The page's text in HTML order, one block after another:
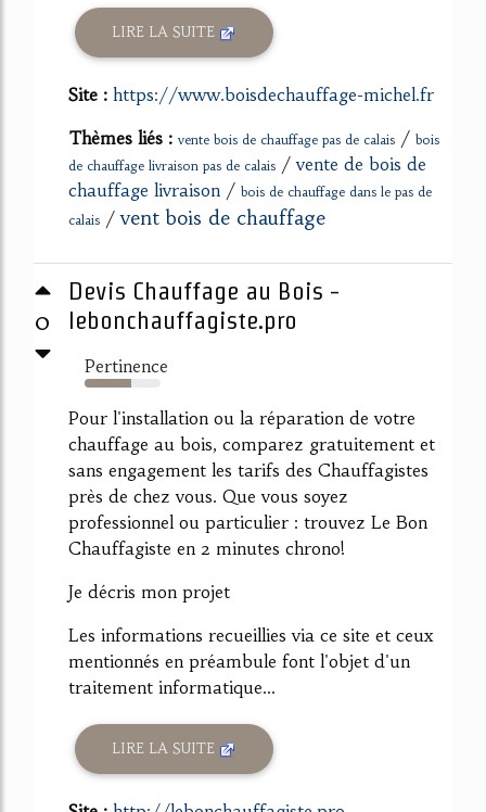
LIRE LA SUITE
Site : https://www.boisdechauffage-michel.fr
Thèmes liés : vente bois de chauffage pas de calais / bois
de chauffage livraison pas de calais /vente de bois de
chauffage livraison / bois de chauffage dans le pas de
calais /vent bois de chauffage
0
Devis Chauffage au Bois -
lebonchauffagiste.pro
Pertinence
61%
Pour l'installation ou la réparation de votre
chauffage au bois, comparez gratuitement et
sans engagement les tarifs des Chauffagistes
près de chez vous. Que vous soyez
professionnel ou particulier : trouvez Le Bon
Chauffagiste en 2 minutes chrono!
Je décris mon projet
Les informations recueillies via ce site et ceux
mentionnés en préambule font l'objet d'un
traitement informatique...
LIRE LA SUITE